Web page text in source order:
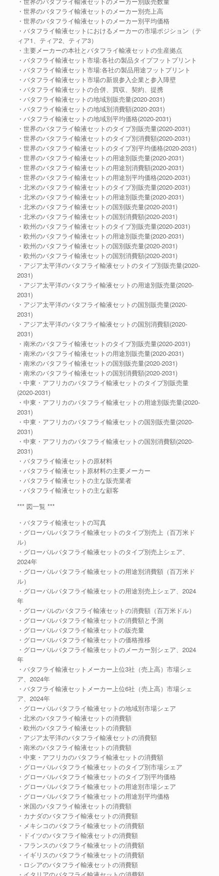
・世界のバタフライ輸液セットのメーカー別売上高
・世界のバタフライ輸液セットのメーカー別平均価格
・バタフライ輸液セットにおけるメーカーの市場ポジション（テ
ィア1、ティア2、ティア3）
・主要メーカーの本社とバタフライ輸液セットの生産拠点
・バタフライ輸液セット市場:各社の製品タイプフットプリント
・バタフライ輸液セット市場:各社の製品用途フットプリント
・バタフライ輸液セット市場の新規参入企業と参入障壁
・バタフライ輸液セットの合併、買収、契約、提携
・バタフライ輸液セットの地域別販売量(2020-2031)
・バタフライ輸液セットの地域別消費額(2020-2031)
・バタフライ輸液セットの地域別平均価格(2020-2031)
・世界のバタフライ輸液セットのタイプ別販売量(2020-2031)
・世界のバタフライ輸液セットのタイプ別消費額(2020-2031)
・世界のバタフライ輸液セットのタイプ別平均価格(2020-2031)
・世界のバタフライ輸液セットの用途別販売量(2020-2031)
・世界のバタフライ輸液セットの用途別消費額(2020-2031)
・世界のバタフライ輸液セットの用途別平均価格(2020-2031)
・北米のバタフライ輸液セットのタイプ別販売量(2020-2031)
・北米のバタフライ輸液セットの用途別販売量(2020-2031)
・北米のバタフライ輸液セットの国別販売量(2020-2031)
・北米のバタフライ輸液セットの国別消費額(2020-2031)
・欧州のバタフライ輸液セットのタイプ別販売量(2020-2031)
・欧州のバタフライ輸液セットの用途別販売量(2020-2031)
・欧州のバタフライ輸液セットの国別販売量(2020-2031)
・欧州のバタフライ輸液セットの国別消費額(2020-2031)
・アジア太平洋のバタフライ輸液セットのタイプ別販売量(2020-
2031)
・アジア太平洋のバタフライ輸液セットの用途別販売量(2020-
2031)
・アジア太平洋のバタフライ輸液セットの国別販売量(2020-
2031)
・アジア太平洋のバタフライ輸液セットの国別消費額(2020-
2031)
・南米のバタフライ輸液セットのタイプ別販売量(2020-2031)
・南米のバタフライ輸液セットの用途別販売量(2020-2031)
・南米のバタフライ輸液セットの国別販売量(2020-2031)
・南米のバタフライ輸液セットの国別消費額(2020-2031)
・中東・アフリカのバタフライ輸液セットのタイプ別販売量
(2020-2031)
・中東・アフリカのバタフライ輸液セットの用途別販売量(2020-
2031)
・中東・アフリカのバタフライ輸液セットの国別販売量(2020-
2031)
・中東・アフリカのバタフライ輸液セットの国別消費額(2020-
2031)
・バタフライ輸液セットの原材料
・バタフライ輸液セット原材料の主要メーカー
・バタフライ輸液セットの主な販売業者
・バタフライ輸液セットの主な顧客
*** 図一覧 ***
・バタフライ輸液セットの写真
・グローバルバタフライ輸液セットのタイプ別売上（百万米ド
ル）
・グローバルバタフライ輸液セットのタイプ別売上シェア、
2024年
・グローバルバタフライ輸液セットの用途別消費額（百万米ド
ル）
・グローバルバタフライ輸液セットの用途別売上シェア、2024
年
・グローバルのバタフライ輸液セットの消費額（百万米ドル）
・グローバルバタフライ輸液セットの消費額と予測
・グローバルバタフライ輸液セットの販売量
・グローバルバタフライ輸液セットの価格推移
・グローバルバタフライ輸液セットのメーカー別シェア、2024
年
・バタフライ輸液セットメーカー上位3社（売上高）市場シェ
ア、2024年
・バタフライ輸液セットメーカー上位6社（売上高）市場シェ
ア、2024年
・グローバルバタフライ輸液セットの地域別市場シェア
・北米のバタフライ輸液セットの消費額
・欧州のバタフライ輸液セットの消費額
・アジア太平洋のバタフライ輸液セットの消費額
・南米のバタフライ輸液セットの消費額
・中東・アフリカのバタフライ輸液セットの消費額
・グローバルバタフライ輸液セットのタイプ別市場シェア
・グローバルバタフライ輸液セットのタイプ別平均価格
・グローバルバタフライ輸液セットの用途別市場シェア
・グローバルバタフライ輸液セットの用途別平均価格
・米国のバタフライ輸液セットの消費額
・カナダのバタフライ輸液セットの消費額
・メキシコのバタフライ輸液セットの消費額
・ドイツのバタフライ輸液セットの消費額
・フランスのバタフライ輸液セットの消費額
・イギリスのバタフライ輸液セットの消費額
・ロシアのバタフライ輸液セットの消費額
・イタリアのバタフライ輸液セットの消費額